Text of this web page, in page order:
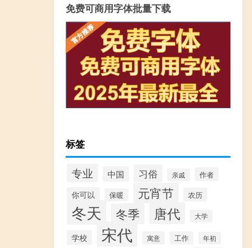
免费可商用字体批量下载
标签
专业 中国 习俗 亲戚 作者
你可以 保暖 元宵节 农历
冬天 冬季 唐代 大学
学校 宋代 寓意 工作 年初